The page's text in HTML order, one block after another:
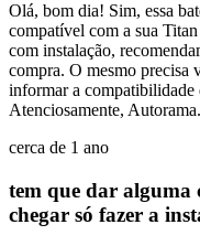
Olá, bom dia! Sim, essa
compatível com a sua
com instalação,
compra. O mesmo precisa
informar a
Atenciosamente, Autorama.
cerca de 1 ano
tem que dar alguma
chegar só fazer a